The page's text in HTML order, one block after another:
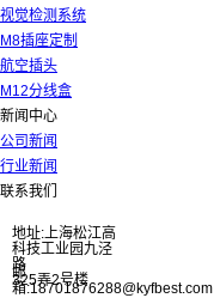
视觉检测系统
M8插座定制
航空插头
M12分线盒
新闻中心
公司新闻
行业新闻
联系我们
地址:上海松江高
科技工业园九泾
路
325弄2号楼
邮
箱:18701876288@kyfbest.com